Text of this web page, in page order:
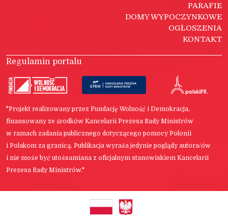
PARAFIE
DOMY WYPOCZYNKOWE
OGŁOSZENIA
KONTAKT
Regulamin portalu
"Projekt realizowany przez Fundację Wolność i Demokracja,
finansowany ze środków Kancelarii Prezesa Rady Ministrów
w ramach zadania publicznego dotyczącego pomocy Polonii
i Polakom za granicą. Publikacja wyraża jedynie poglądy autora/ów
i nie może być utożsamiana z oficjalnym stanowiskiem Kancelarii
Prezesa Rady Ministrów."